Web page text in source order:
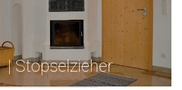
Stopselzieher